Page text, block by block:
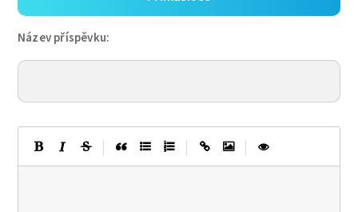
Název příspěvku: